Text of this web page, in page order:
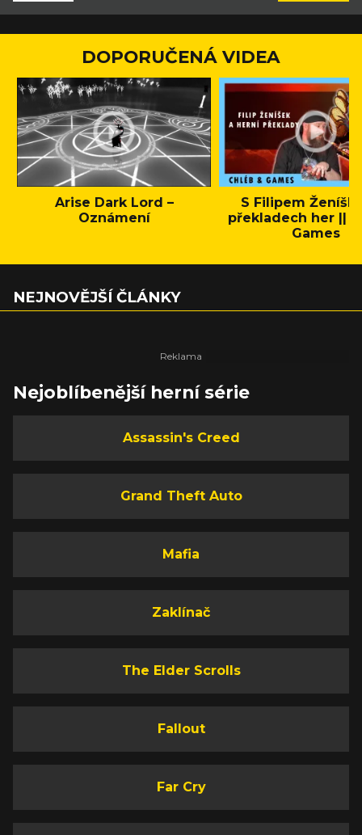
DOPORUČENÁ VIDEA
Arise Dark Lord –
Oznámení
S Filipem
překladech her ||
Games
NEJNOVĚJŠÍ ČLÁNKY
Nejoblíbenější herní série
Assassin's Creed
Grand Theft Auto
Mafia
Zaklínač
The Elder Scrolls
Fallout
Far Cry